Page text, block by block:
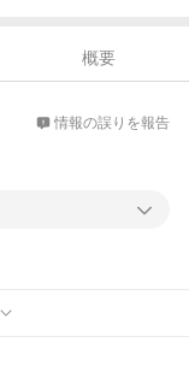
概要
情報の誤りを報告